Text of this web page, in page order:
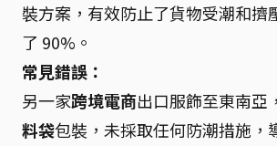
裝方案，有效防止了貨物受潮和擠
了 90%。
常見錯誤：
另一家跨境電商出口服飾至東南亞
料袋包裝，未採取任何防潮措施，